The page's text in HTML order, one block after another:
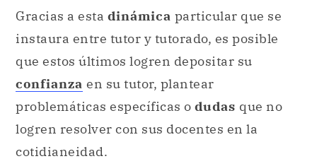
Gracias a esta dinámica particular que se
instaura entre tutor y tutorado, es posible
que estos últimos logren depositar su
confianza en su tutor, plantear
problemáticas específicas o dudas que no
logren resolver con sus docentes en la
cotidianeidad.